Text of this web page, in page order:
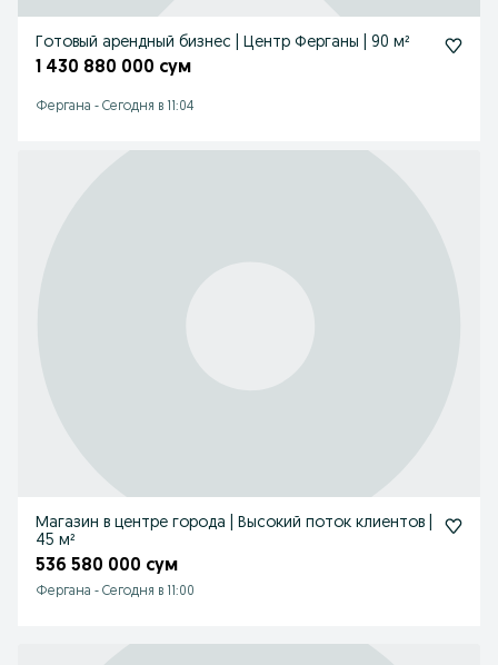
Готовый арендный бизнес | Центр Ферганы | 90 м²
1 430 880 000 сум
Фергана - Сегодня в 11:04
Магазин в центре города | Высокий поток клиентов |
45 м²
536 580 000 сум
Фергана - Сегодня в 11:00